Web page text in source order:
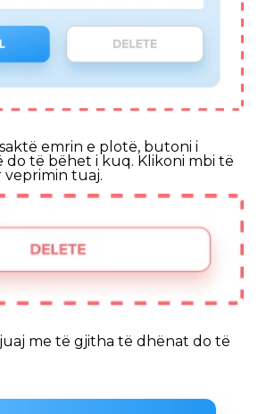
emrin e plotë, butoni i
do të bëhet i kuq. Klikoni mbi të
tuaj.
juaj me të gjitha të dhënat do të